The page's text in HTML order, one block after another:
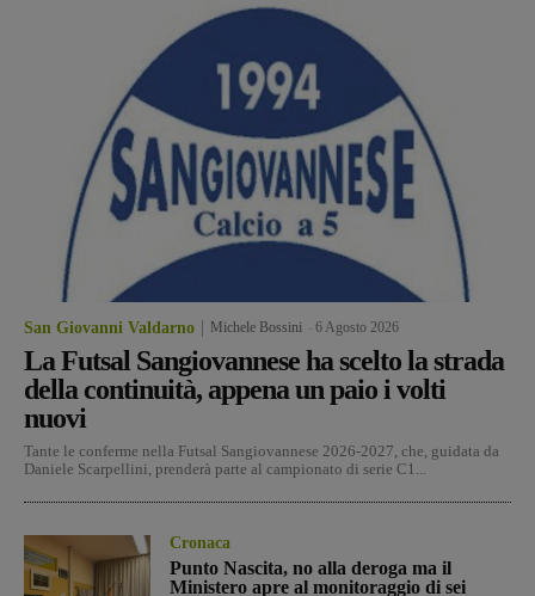
San Giovanni Valdarno Michele Bossini 6 Agosto 2026
La Futsal Sangiovannese ha scelto la strada
della continuità, appena un paio i volti
nuovi
Tante le conferme nella Futsal Sangiovannese 2026-2027, che, guidata da
Daniele Scarpellini, prenderà parte al campionato di serie C1...
Cronaca
Punto Nascita, no alla deroga ma il
Ministero apre al monitoraggio di sei